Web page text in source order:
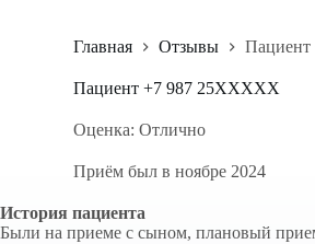
Главная Отзывы
Пациент +7 987 25XXXXX
Оценка: Отлично
Приём был в ноябре 2024
История пациента
Были на приеме с сыном, плановый